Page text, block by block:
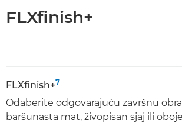
FLXfinish+
FLXfinish+7
Odaberite odgovarajuću završnu
baršunasta mat, živopisan sjaj ili